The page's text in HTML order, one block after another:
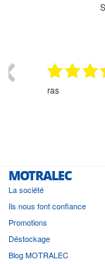
ras
MOTRALEC
La société
Ils nous font confiance
Promotions
Déstockage
Blog MOTRALEC